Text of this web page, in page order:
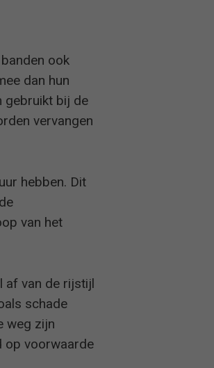
ook
dan hun
gebruikt bij de
vervangen
hebben. Dit
van het
af van de rijstijl
schade
weg zijn
op voorwaarde